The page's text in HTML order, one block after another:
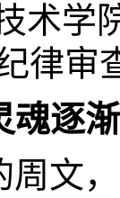
术学
律审
魂逐
周文